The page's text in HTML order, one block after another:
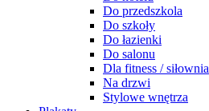
Do przedszkola
Do szkoły
Do łazienki
Do salonu
Dla fitness / siłownia
Na drzwi
Stylowe wnętrza